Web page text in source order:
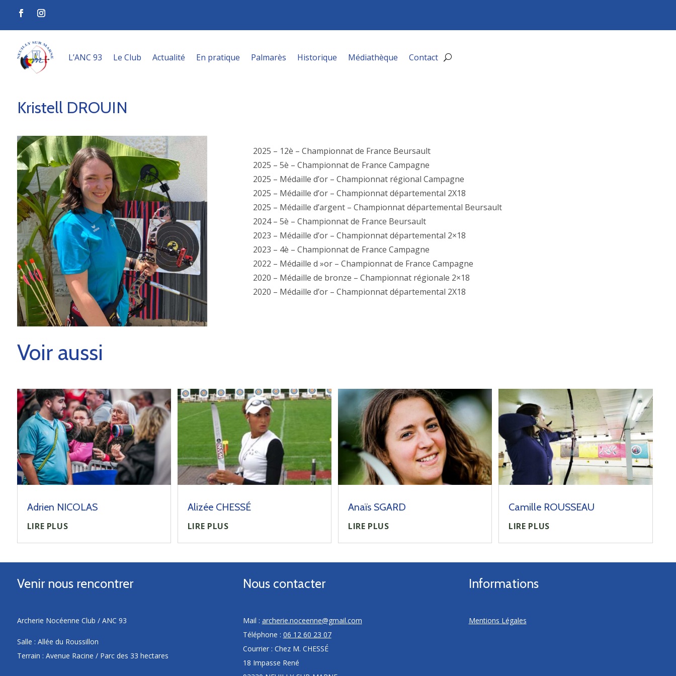
L’ANC 93 Le Club Actualité En pratique Palmarès Historique Médiathèque Contact
Kristell DROUIN
2025 – 12è – Championnat de France Beursault
2025 – 5è – Championnat de France Campagne
2025 – Médaille d’or – Championnat régional Campagne
2025 – Médaille d’or – Championnat départemental 2X18
2025 – Médaille d’argent – Championnat départemental Beursault
2024 – 5è – Championnat de France Beursault
2023 – Médaille d’or – Championnat départemental 2×18
2023 – 4è – Championnat de France Campagne
2022 – Médaille d »or – Championnat de France Campagne
2020 – Médaille de bronze – Championnat régionale 2×18
2020 – Médaille d’or – Championnat départemental 2X18
Voir aussi
Adrien NICOLAS
LIRE PLUS
Alizée CHESSÉ
LIRE PLUS
Anaïs SGARD
LIRE PLUS
Camille ROUSSEAU
LIRE PLUS
Venir nous rencontrer
Archerie Nocéenne Club / ANC 93
Salle : Allée du Roussillon
Terrain : Avenue Racine / Parc des 33 hectares
Nous contacter
Mail : archerie.noceenne@gmail.com
Téléphone : 06 12 60 23 07
Courrier : Chez M. CHESSÉ
18 Impasse René
Informations
Mentions Légales